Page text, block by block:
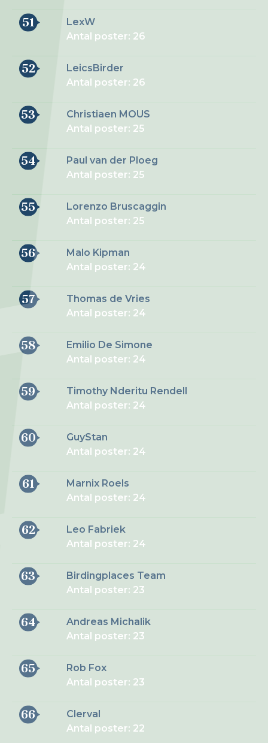
51
LexW
Antal poster: 26
52
LeicsBirder
Antal poster: 26
53
Christiaen MOUS
Antal poster: 25
54
Paul van der Ploeg
Antal poster: 25
55
Lorenzo Bruscaggin
Antal poster: 25
56
Malo Kipman
Antal poster: 24
57
Thomas de Vries
Antal poster: 24
58
Emilio De Simone
Antal poster: 24
59
Timothy Nderitu Rendell
Antal poster: 24
60
GuyStan
Antal poster: 24
61
Marnix Roels
Antal poster: 24
62
Leo Fabriek
Antal poster: 24
63
Birdingplaces Team
Antal poster: 23
64
Andreas Michalik
Antal poster: 23
65
Rob Fox
Antal poster: 23
66
Clerval
Antal poster: 22